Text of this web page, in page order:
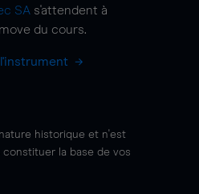
SA s'attendent à
move du cours.
historique et n'est
la base de vos